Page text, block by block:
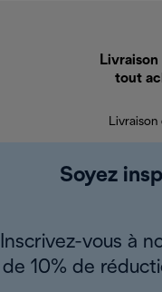
tout
Livraison
Soyez
Inscrivez-vous à
de 10% de